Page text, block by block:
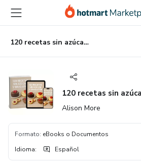
principal
página
de
página
120 recetas sin azúcar ni gluten
120 recetas sin
Alison More
Formato: eBooks o Documentos
Idioma: Español